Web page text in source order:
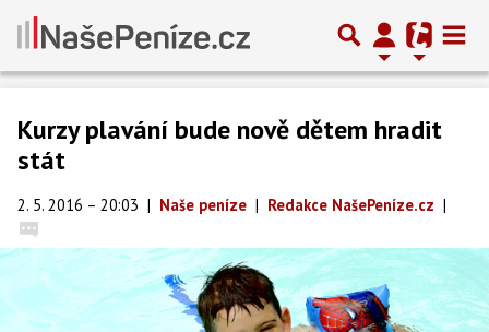
Kurzy plavání bude nově dětem hradit
stát
2. 5. 2016 – 20:03 | Naše peníze | Redakce NašePeníze.cz |